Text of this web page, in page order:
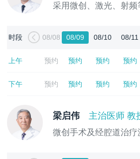
采用微创、激光、射
时段 08/08 08/09 08/10 08/11
上午 预约 预约 预约 预约
下午 预约 预约 预约 预约
梁启伟 主治医师 教
微创手术及经腔道治